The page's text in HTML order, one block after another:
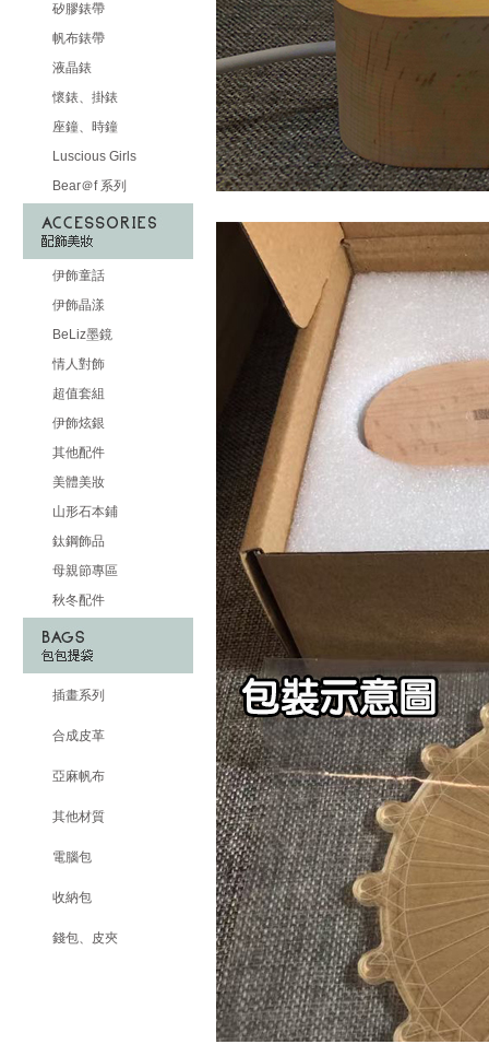
矽膠錶帶
帆布錶帶
液晶錶
懷錶、掛錶
座鐘、時鐘
Luscious Girls
Bear＠f 系列
伊飾童話
伊飾晶漾
BeLiz墨鏡
情人對飾
超值套組
伊飾炫銀
其他配件
美體美妝
山形石本鋪
鈦鋼飾品
母親節專區
秋冬配件
插畫系列
合成皮革
亞麻帆布
其他材質
電腦包
收納包
錢包、皮夾